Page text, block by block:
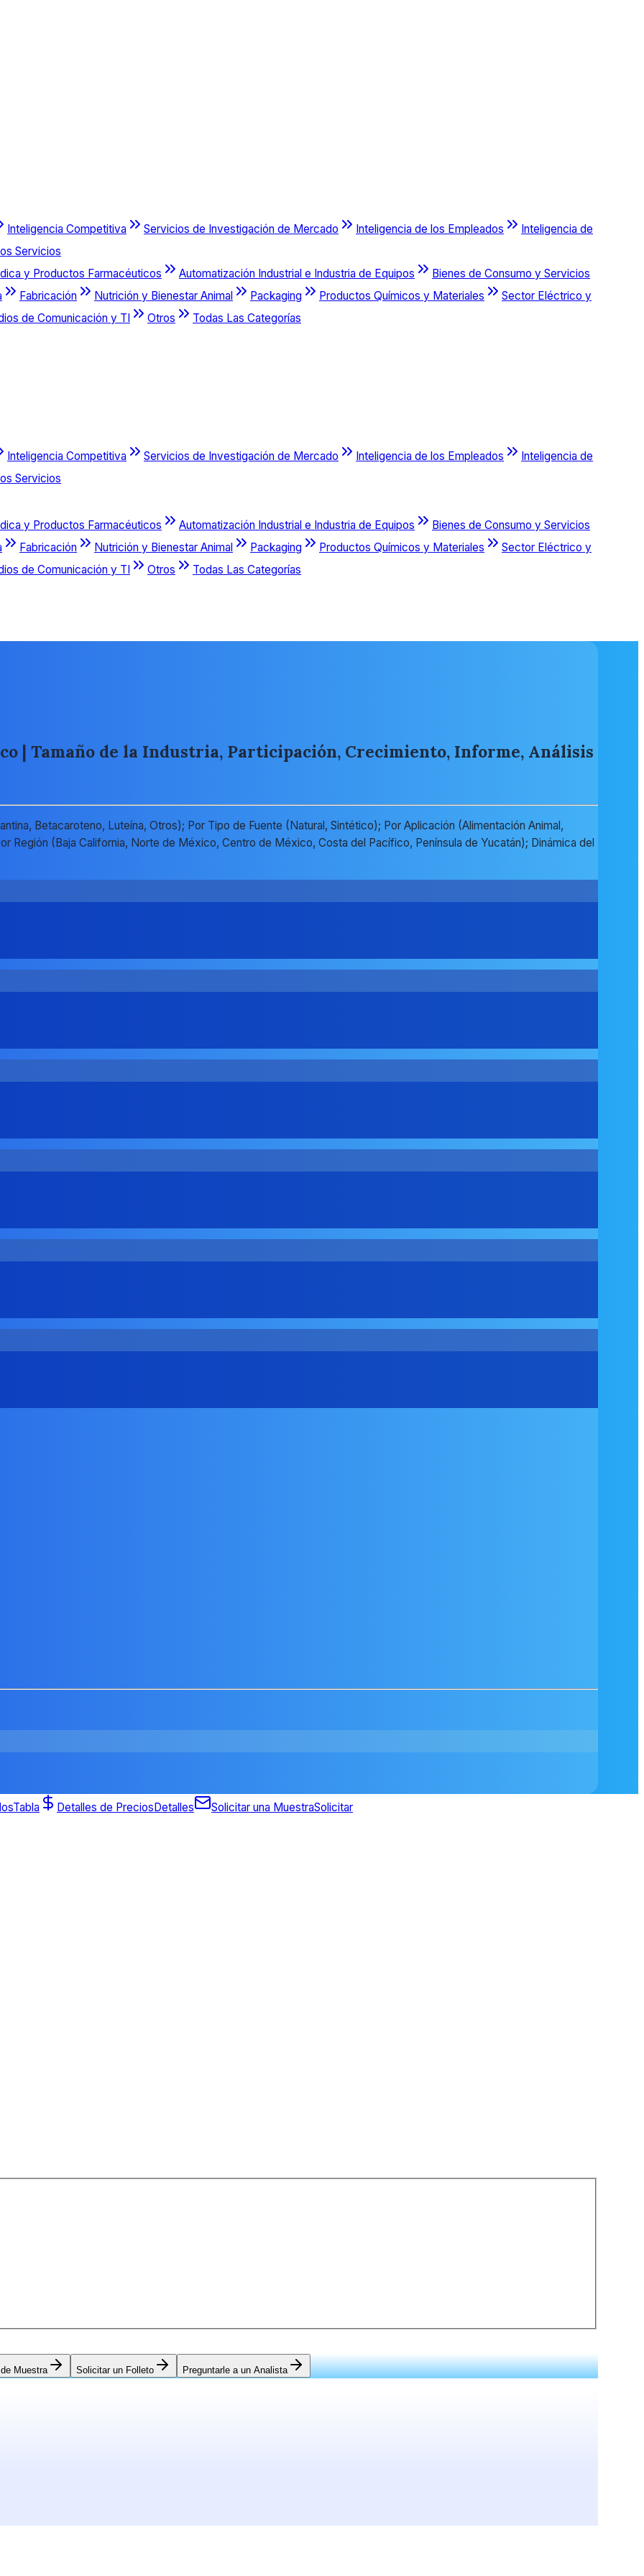
Inteligencia Competitiva Servicios de Investigación de Mercado Inteligencia de los Empleados
Inteligencia de
Servicios
y Productos Farmacéuticos Automatización Industrial e Industria de Equipos
Bienes de Consumo y Servicios
Fabricación Nutrición y Bienestar Animal Packaging Productos Químicos y Materiales
Sector Eléctrico y
de Comunicación y TI Otros Todas Las Categorías
Inteligencia Competitiva Servicios de Investigación de Mercado Inteligencia de los Empleados
Inteligencia de
Servicios
y Productos Farmacéuticos Automatización Industrial e Industria de Equipos
Bienes de Consumo y Servicios
Fabricación Nutrición y Bienestar Animal Packaging Productos Químicos y Materiales
Sector Eléctrico y
de Comunicación y TI Otros
Todas Las Categorías
| Tamaño de la Industria, Participación, Crecimiento, Informe, Análisis
Betacaroteno, Luteína, Otros); Por Tipo de Fuente (Natural, Sintético); Por Aplicación (Alimentación Animal,
Región (Baja California, Norte de México, Centro de México, Costa del Pacífico, Península de Yucatán); Dinámica del
Tabla Detalles de PreciosDetalles Solicitar una MuestraSolicitar
Muestra Solicitar un Folleto Preguntarle a un Analista